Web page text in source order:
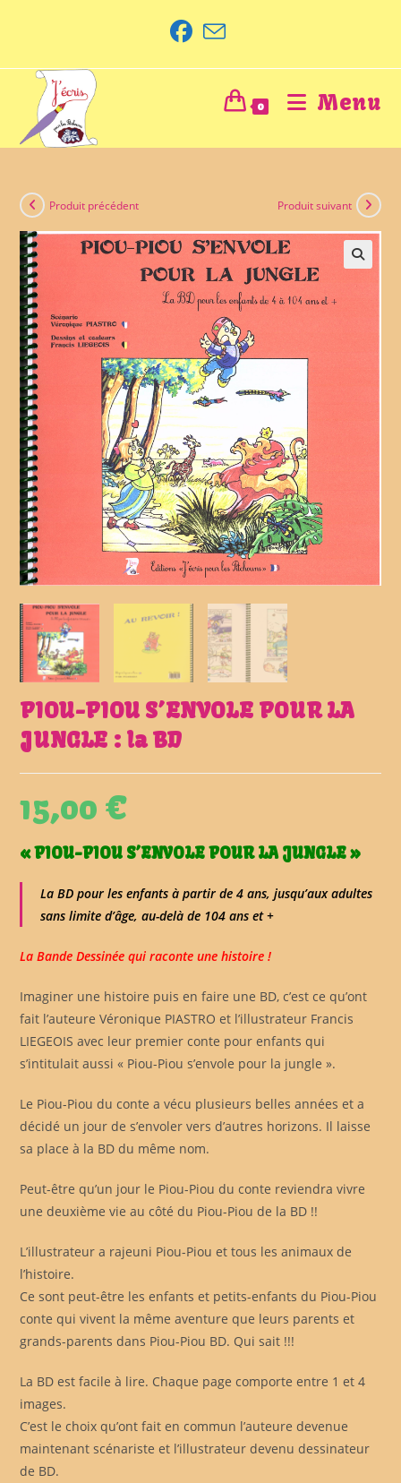
0 Menu
Produit précédent Produit suivant
PIOU-PIOU S’ENVOLE POUR LA
JUNGLE : la BD
15,00 €
« PIOU-PIOU S’ENVOLE POUR LA JUNGLE »
La BD pour les enfants à partir de 4 ans, jusqu’aux adultes
sans limite d’âge, au-delà de 104 ans et +
La Bande Dessinée qui raconte une histoire !
Imaginer une histoire puis en faire une BD, c’est ce qu’ont
fait l’auteure Véronique PIASTRO et l’illustrateur Francis
LIEGEOIS avec leur premier conte pour enfants qui
s’intitulait aussi « Piou-Piou s’envole pour la jungle ».
Le Piou-Piou du conte a vécu plusieurs belles années et a
décidé un jour de s’envoler vers d’autres horizons. Il laisse
sa place à la BD du même nom.
Peut-être qu’un jour le Piou-Piou du conte reviendra vivre
une deuxième vie au côté du Piou-Piou de la BD !!
L’illustrateur a rajeuni Piou-Piou et tous les animaux de
l’histoire.
Ce sont peut-être les enfants et petits-enfants du Piou-Piou
conte qui vivent la même aventure que leurs parents et
grands-parents dans Piou-Piou BD. Qui sait !!!
La BD est facile à lire. Chaque page comporte entre 1 et 4
images.
C’est le choix qu’ont fait en commun l’auteure devenue
maintenant scénariste et l’illustrateur devenu dessinateur
de BD.